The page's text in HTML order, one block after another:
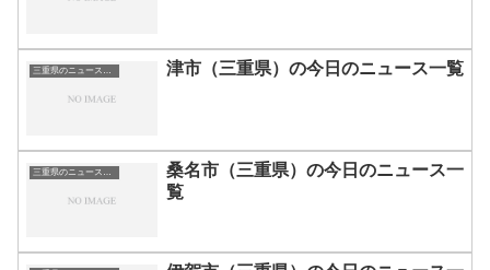
三重県のニュース一覧 津市（三重県）の今日のニュース一覧
三重県のニュース一覧
桑名市（三重県）の今日のニュース一
覧